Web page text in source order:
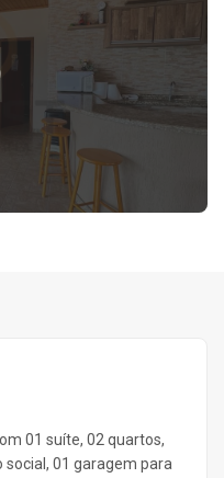
01 suíte, 02 quartos,
social, 01 garagem para